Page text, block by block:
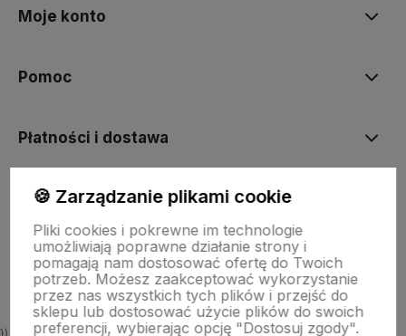
Moje konto
Pomoc
Płatności i dostawa
Informacje
O nas
})
🍪 Zarządzanie plikami cookie
Pliki cookies i pokrewne im technologie
umożliwiają poprawne działanie strony i
pomagają nam dostosować ofertę do Twoich
potrzeb. Możesz zaakceptować wykorzystanie
przez nas wszystkich tych plików i przejść do
sklepu lub dostosować użycie plików do swoich
preferencji, wybierając opcję "Dostosuj zgody".